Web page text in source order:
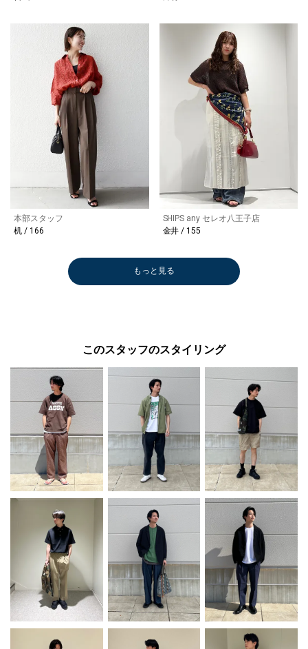
本部スタッフ
机 / 166
SHIPS any セレオ八王子店
金井 / 155
もっと見る
このスタッフのスタイリング